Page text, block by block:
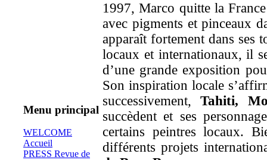
Menu principal
WELCOME
Accueil
PRESS Revue de
1997, Marco quitte la
avec pigments et pinceaux
apparaît fortement dans ses
locaux et internationaux, il
d’une grande exposition
Son inspiration locale
successivement,Tahiti,
succèdent et ses
certains peintres locaux.
différents projets